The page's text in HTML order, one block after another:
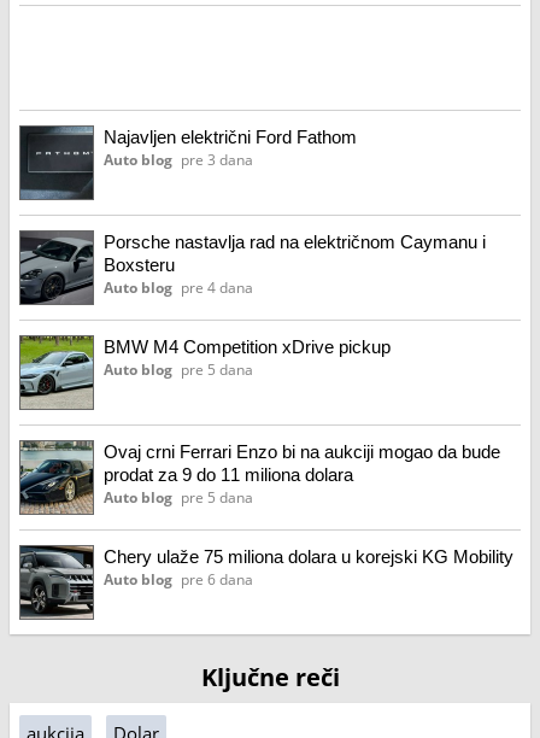
Najavljen električni Ford Fathom
Auto blog pre 3 dana
Porsche nastavlja rad na električnom Caymanu i
Boxsteru
Auto blog pre 4 dana
BMW M4 Competition xDrive pickup
Auto blog pre 5 dana
Ovaj crni Ferrari Enzo bi na aukciji mogao da bude
prodat za 9 do 11 miliona dolara
Auto blog pre 5 dana
Chery ulaže 75 miliona dolara u korejski KG Mobility
Auto blog pre 6 dana
Ključne reči
aukcija Dolar